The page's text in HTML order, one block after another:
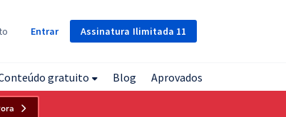
Assinatura Ilimitada 11
Entrar
gratuito Blog Aprovados